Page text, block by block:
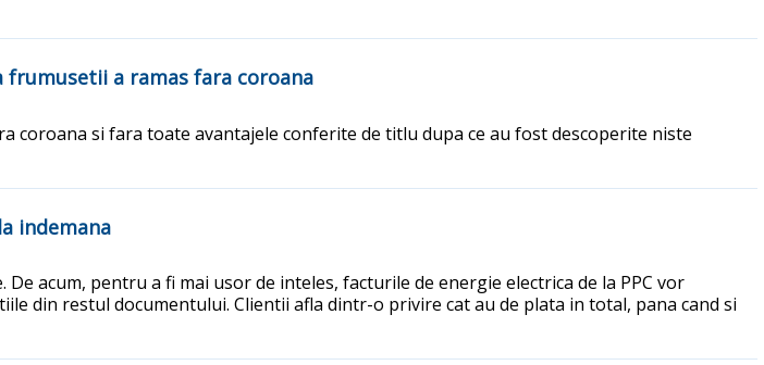
frumusetii a ramas fara coroana
coroana si fara toate avantajele conferite de titlu dupa ce au fost descoperite niste
indemana
acum, pentru a fi mai usor de inteles, facturile de energie electrica de la PPC vor
din restul documentului. Clientii afla dintr-o privire cat au de plata in total, pana cand si